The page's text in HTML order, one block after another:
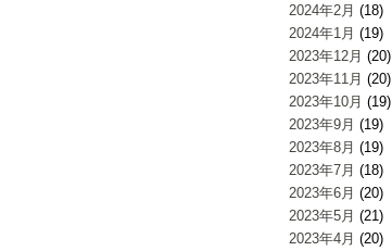
2024年2月 (18)
2024年1月 (19)
2023年12月 (20)
2023年11月 (20)
2023年10月 (19)
2023年9月 (19)
2023年8月 (19)
2023年7月 (18)
2023年6月 (20)
2023年5月 (21)
2023年4月 (20)